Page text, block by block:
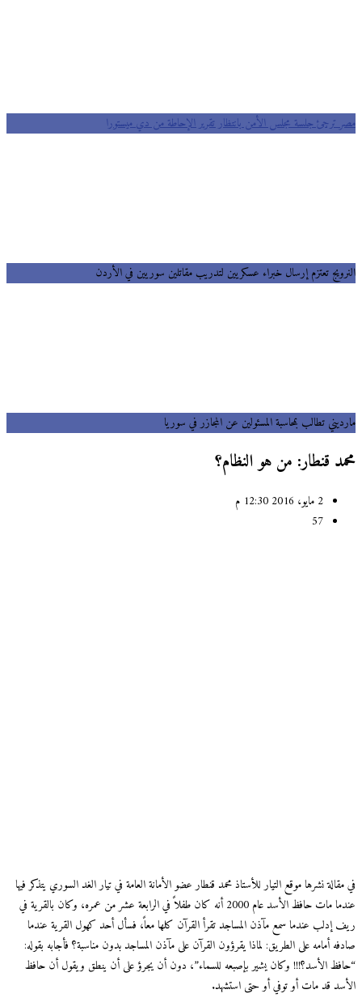
ترجئ جلسة مجلس الأمن بانتظار تقرير الإحاطة من دي ميستورا
تعتزم إرسال خبراء عسكريين لتدريب مقاتلين سوريين في الأردن
تطالب بمحاسبة المسئولين عن المجازر في سوريا
قنطار: من هو النظام؟
2 مايو، 2016 12:30 م
57
نشرها موقع التيار للأستاذ محمد قنطار عضو الأمانة العامة في تيار الغد السوري يتذكر فيها
عندما مات حافظ الأسد عام 2000 أنه كان طفلاً في الرابعة عشر من عمره، وكان بالقرية في
إدلب عندما سمع مآذن المساجد تقرأ القرآن كلها معاً، فسأل أحد كهول القرية عندما
أمامه على الطريق: لماذا يقرؤون القرآن على مآذن المساجد بدون مناسبة؟ فأجابه بقوله:
الأسد؟!!! وكان يشير بإصبعه للسماء”، دون أن يجرؤ على أن ينطق ويقول أن حافظ
قد مات أو توفي أو حتى استشهد.